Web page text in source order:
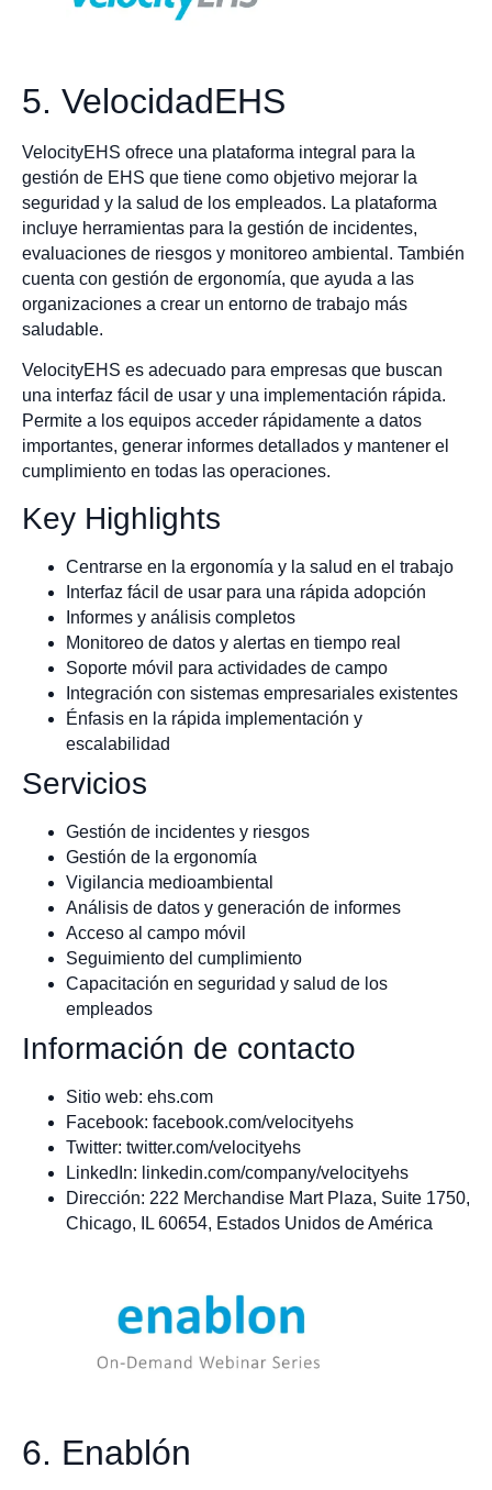
5. VelocidadEHS
VelocityEHS ofrece una plataforma integral para la
gestión de EHS que tiene como objetivo mejorar la
seguridad y la salud de los empleados. La plataforma
incluye herramientas para la gestión de incidentes,
evaluaciones de riesgos y monitoreo ambiental. También
cuenta con gestión de ergonomía, que ayuda a las
organizaciones a crear un entorno de trabajo más
saludable.
VelocityEHS es adecuado para empresas que buscan
una interfaz fácil de usar y una implementación rápida.
Permite a los equipos acceder rápidamente a datos
importantes, generar informes detallados y mantener el
cumplimiento en todas las operaciones.
Key Highlights
Centrarse en la ergonomía y la salud en el trabajo
Interfaz fácil de usar para una rápida adopción
Informes y análisis completos
Monitoreo de datos y alertas en tiempo real
Soporte móvil para actividades de campo
Integración con sistemas empresariales existentes
Énfasis en la rápida implementación y
escalabilidad
Servicios
Gestión de incidentes y riesgos
Gestión de la ergonomía
Vigilancia medioambiental
Análisis de datos y generación de informes
Acceso al campo móvil
Seguimiento del cumplimiento
Capacitación en seguridad y salud de los
empleados
Información de contacto
Sitio web: ehs.com
Facebook: facebook.com/velocityehs
Twitter: twitter.com/velocityehs
LinkedIn: linkedin.com/company/velocityehs
Dirección: 222 Merchandise Mart Plaza, Suite 1750,
Chicago, IL 60654, Estados Unidos de América
6. Enablón